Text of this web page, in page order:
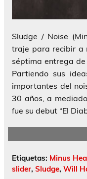
Sludge / Noise
traje para recibir a
séptima entrega
Partiendo sus
importantes del
30 años, a
fue su debut “El
Etiquetas: Minus
slider, Sludge, Will